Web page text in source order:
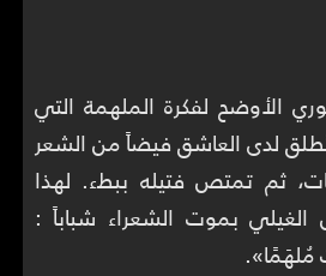
الأوضح لفكرة الملهمة التي
لدى العاشق فيضاً من الشعر
ثم تمتص فتيله ببطء. لهذا
بموت الشعراء شباباً :